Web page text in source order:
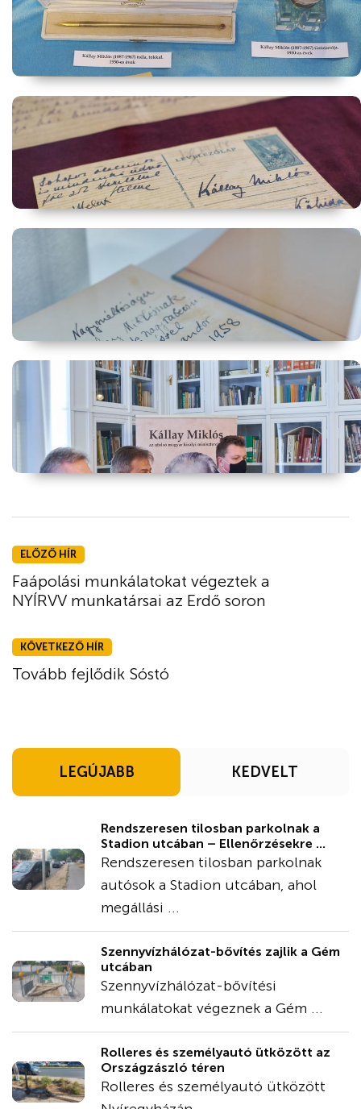
ELŐZŐ HÍR
Faápolási munkálatokat végeztek a
NYÍRVV munkatársai az Erdő soron
KÖVETKEZŐ HÍR
Tovább fejlődik Sóstó
LEGÚJABB KEDVELT
Rendszeresen tilosban parkolnak a
Stadion utcában – Ellenőrzésekre ...
Rendszeresen tilosban parkolnak
autósok a Stadion utcában, ahol
megállási ...
Szennyvízhálózat-bővítés zajlik a Gém
utcában
Szennyvízhálózat-bővítési
munkálatokat végeznek a Gém ...
Rolleres és személyautó ütközött az
Országzászló téren
Rolleres és személyautó ütközött